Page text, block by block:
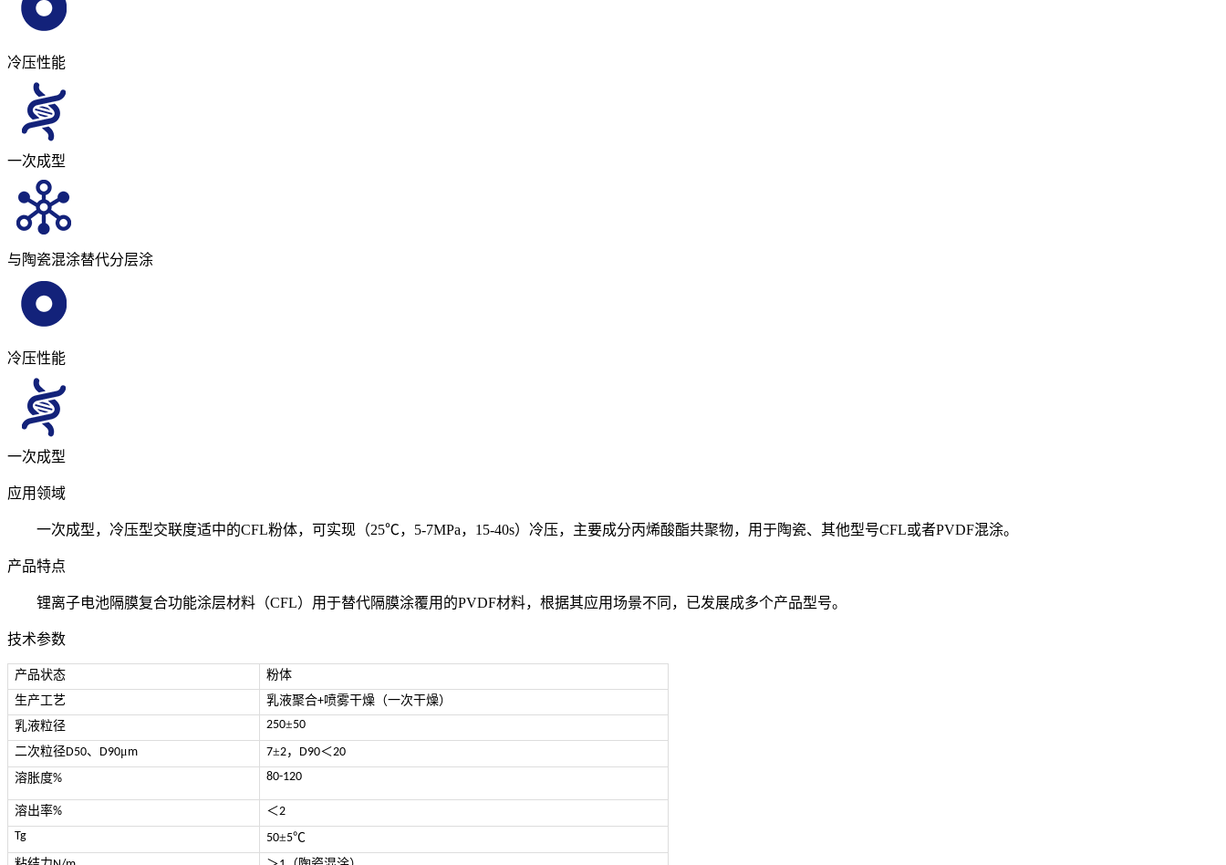
冷压性能
一次成型
与陶瓷混涂替代分层涂
冷压性能
一次成型
应用领域
一次成型，冷压型交联度适中的CFL粉体，可实现（25℃，5-7MPa，15-40s）冷压，主要成分丙烯酸酯共聚物，用于陶瓷、其他型号CFL或者PVDF混涂。
产品特点
锂离子电池隔膜复合功能涂层材料（CFL）用于替代隔膜涂覆用的PVDF材料，根据其应用场景不同，已发展成多个产品型号。
技术参数
产品状态
粉体
生产工艺
乳液聚合+喷雾干燥（一次干燥）
乳液粒径
250±50
二次粒径D50、 D90μm 7±2， D90＜20
溶胀度% 80-120
溶出率% ＜2
Tg
50±5℃